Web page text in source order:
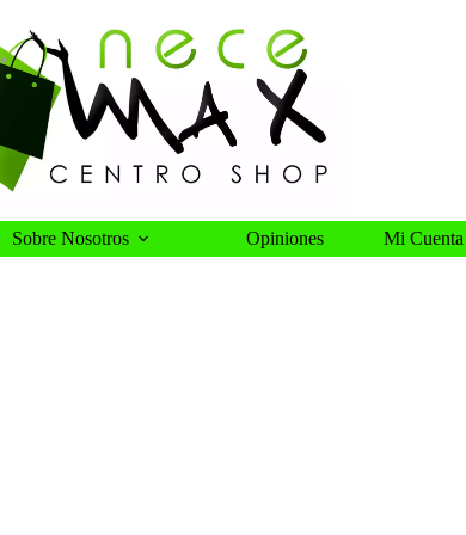
Sobre Nosotros Opiniones Mi Cuenta